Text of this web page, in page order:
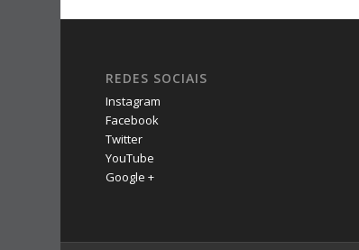
REDES SOCIAIS
Instagram
Facebook
Twitter
YouTube
Google +